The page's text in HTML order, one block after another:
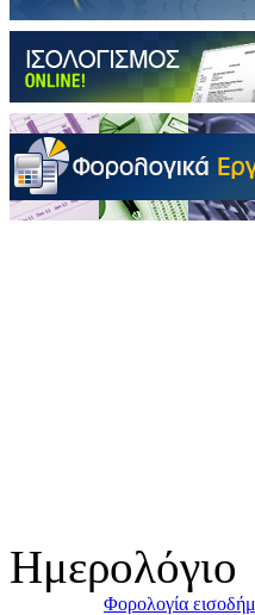
Ημερολόγιο
Φορολογία